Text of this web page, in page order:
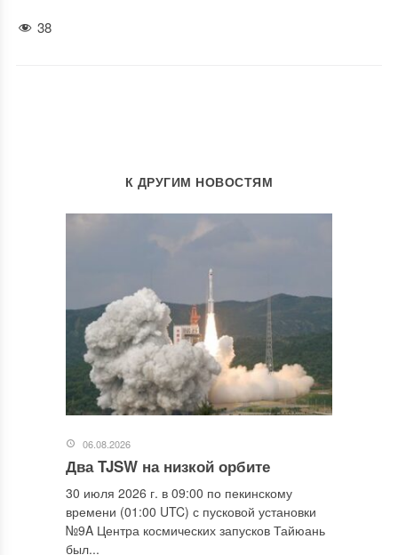
38
К ДРУГИМ НОВОСТЯМ
06.08.2026
Два TJSW на низкой орбите
30 июля 2026 г. в 09:00 по пекинскому
времени (01:00 UTC) с пусковой установки
№9A Центра космических запусков Тайюань
был...